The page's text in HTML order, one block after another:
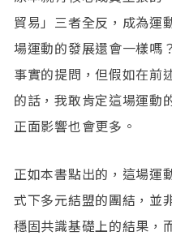
貿易」三者全反，成為運
場運動的發展還會一樣嗎
事實的提問，但假如在前
的話，我敢肯定這場運動
正面影響也會更多。
正如本書點出的，這場運
式下多元結盟的團結，並
穩固共識基礎上的結果，